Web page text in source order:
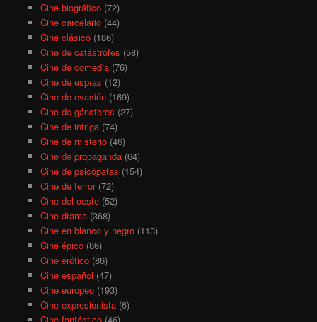
Cine biográfico(72)
Cine carcelario(44)
Cine clásico(186)
Cine de catástrofes (58)
Cine de comedia(76)
Cine de espías (12)
Cine de evasión(169)
Cine de gánsteres (27)
Cine de intriga(74)
Cine de misterio(46)
Cine de propaganda(64)
Cine de psicópatas (154)
Cine de terror(72)
Cine del oeste(52)
Cine drama(368)
Cine en blanco y negro(113)
Cine épico(86)
Cine erótico(86)
Cine español (47)
Cine europeo(193)
Cine expresionista(6)